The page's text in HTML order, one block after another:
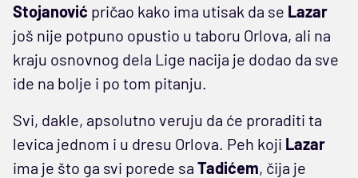
Stojanović pričao kako ima utisak da se Lazar
još nije potpuno opustio u taboru Orlova, ali na
kraju osnovnog dela Lige nacija je dodao da sve
ide na bolje i po tom pitanju.
Svi, dakle, apsolutno veruju da će proraditi ta
levica jednom i u dresu Orlova. Peh koji Lazar
ima je što ga svi porede sa Tadićem, čija je